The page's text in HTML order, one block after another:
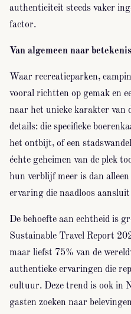
authenticiteit steeds vaker
factor.
Van algemeen naar
Waar recreatieparken,
vooral richtten op gemak en
naar het unieke karakter van
details: die specifieke
het ontbijt, of een
échte geheimen van de plek
hun verblijf meer is dan
ervaring die naadloos
De behoefte aan echtheid is
Sustainable Travel Report
maar liefst 75% van de
authentieke ervaringen die
cultuur. Deze trend is ook in
gasten zoeken naar